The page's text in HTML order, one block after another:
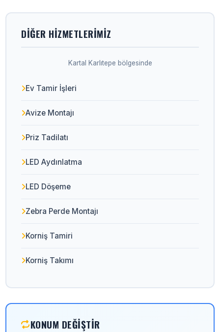
DIĞER HIZMETLERIMIZ
Kartal Karlıtepe bölgesinde
Ev Tamir İşleri
Avize Montajı
Priz Tadilatı
LED Aydınlatma
LED Döşeme
Zebra Perde Montajı
Korniş Tamiri
Korniş Takımı
KONUM DEĞIŞTIR